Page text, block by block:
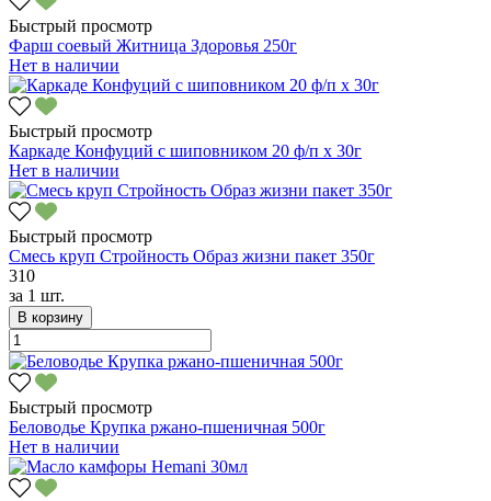
Быстрый просмотр
Фарш соевый Житница Здоровья 250г
Нет в наличии
Быстрый просмотр
Каркаде Конфуций с шиповником 20 ф/п х 30г
Нет в наличии
Быстрый просмотр
Смесь круп Стройность Образ жизни пакет 350г
310
за 1 шт.
В корзину
Быстрый просмотр
Беловодье Крупка ржано-пшеничная 500г
Нет в наличии